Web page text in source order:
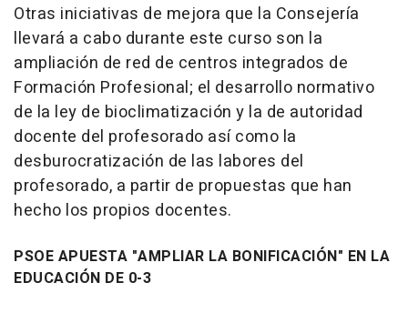
Otras iniciativas de mejora que la Consejería
llevará a cabo durante este curso son la
ampliación de red de centros integrados de
Formación Profesional; el desarrollo normativo
de la ley de bioclimatización y la de autoridad
docente del profesorado así como la
desburocratización de las labores del
profesorado, a partir de propuestas que han
hecho los propios docentes.
PSOE APUESTA "AMPLIAR LA BONIFICACIÓN" EN LA
EDUCACIÓN DE 0-3